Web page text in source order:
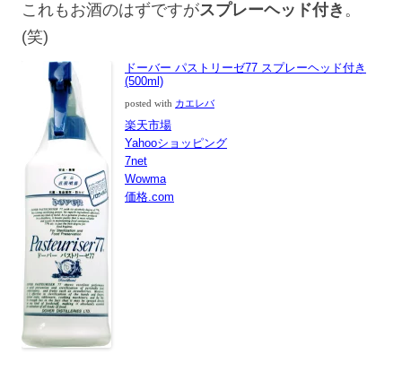
これもお酒のはずですがスプレーヘッド付き 。
(笑)
ドーバー パストリーゼ77 スプレーヘッド付き
(500ml)
posted with カエレバ
楽天市場
Yahooショッピング
7net
Wowma
価格.com